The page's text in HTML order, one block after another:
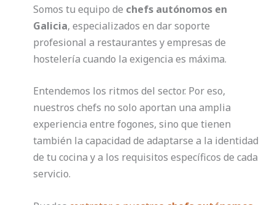
Somos tu equipo de chefs autónomos en
Galicia, especializados en dar soporte
profesional a restaurantes y empresas de
hostelería cuando la exigencia es máxima.
Entendemos los ritmos del sector. Por eso,
nuestros chefs no solo aportan una amplia
experiencia entre fogones, sino que tienen
también la capacidad de adaptarse a la identidad
de tu cocina y a los requisitos específicos de cada
servicio.